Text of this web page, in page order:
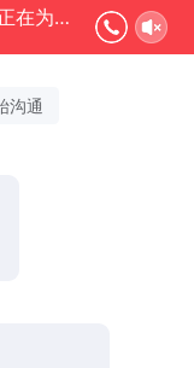
成都亿宇科技有限公司正在为您服务
沟通